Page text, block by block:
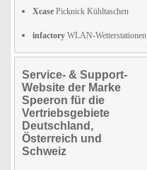
Xcase Picknick Kühltaschen
infactory WLAN-Wetterstationen
Service- & Support-
Website der Marke
Speeron für die
Vertriebsgebiete
Deutschland,
Österreich und
Schweiz